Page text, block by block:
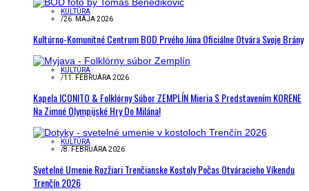
KULTÚRA
/26. MÁJA 2026
Kultúrno-Komunitné Centrum BOD Prvého Júna Oficiálne Otvára Svoje Brány
KULTÚRA
/11. FEBRUÁRA 2026
Kapela ICONITO & Folklórny Súbor ZEMPLÍN Mieria S Predstavením KORENE
Na Zimné Olympijské Hry Do Milána!
KULTÚRA
/8. FEBRUÁRA 2026
Svetelné Umenie Rozžiari Trenčianske Kostoly Počas Otváracieho Víkendu
Trenčín 2026